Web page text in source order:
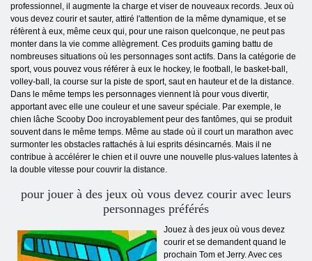
professionnel, il augmente la charge et viser de nouveaux records. Jeux où
vous devez courir et sauter, attiré l'attention de la même dynamique, et se
réfèrent à eux, même ceux qui, pour une raison quelconque, ne peut pas
monter dans la vie comme allègrement. Ces produits gaming battu de
nombreuses situations où les personnages sont actifs. Dans la catégorie de
sport, vous pouvez vous référer à eux le hockey, le football, le basket-ball,
volley-ball, la course sur la piste de sport, saut en hauteur et de la distance.
Dans le même temps les personnages viennent là pour vous divertir,
apportant avec elle une couleur et une saveur spéciale. Par exemple, le
chien lâche Scooby Doo incroyablement peur des fantômes, qui se produit
souvent dans le même temps. Même au stade où il court un marathon avec
surmonter les obstacles rattachés à lui esprits désincarnés. Mais il ne
contribue à accélérer le chien et il ouvre une nouvelle plus-values ​​latentes à
la double vitesse pour couvrir la distance.
pour jouer à des jeux où vous devez courir avec leurs
personnages préférés
Jouez à des jeux où vous devez
courir et se demandent quand le
prochain Tom et Jerry. Avec ces